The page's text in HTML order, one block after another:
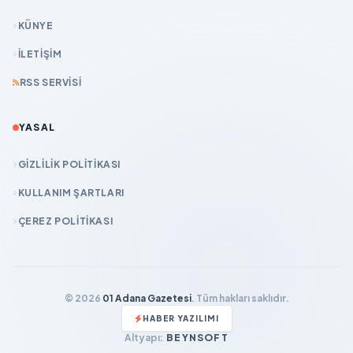
KÜNYE
İLETIŞIM
RSS SERVISI
YASAL
GIZLILIK POLITIKASI
KULLANIM ŞARTLARI
ÇEREZ POLITIKASI
© 2026 01 Adana Gazetesi. Tüm hakları saklıdır.
HABER YAZILIMI
Altyapı: BEYNSOFT